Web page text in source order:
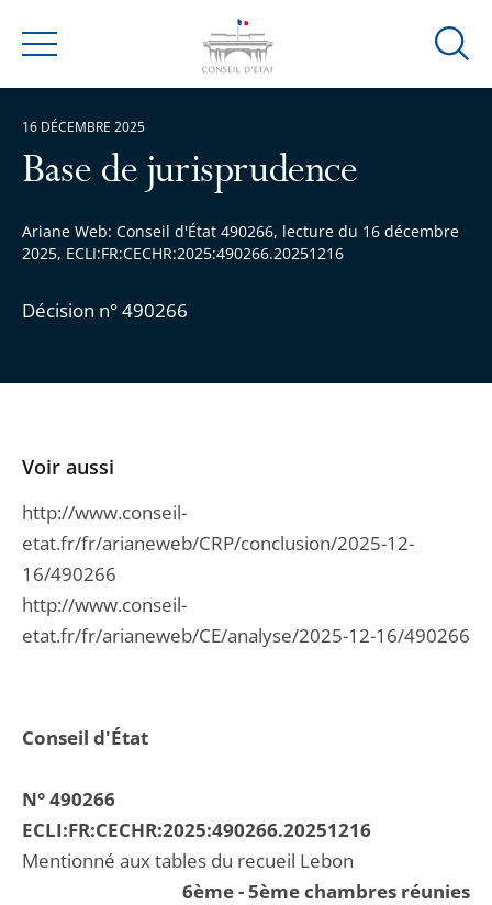
Menu
Ouvrir
Base de jurisprudence
Ariane Web: Conseil d'État 490266, lecture du 16 décembre
2025, ECLI:FR:CECHR:2025:490266.20251216
Décision n° 490266
16 DÉCEMBRE 2025
Conseil d'État
N° 490266
ECLI:FR:CECHR:2025:490266.20251216
Mentionné aux tables du recueil Lebon
6ème - 5ème chambres réunies
Voir aussi
http://www.conseil-
etat.fr/fr/arianeweb/CRP/conclusion/2025-12-
16/490266
http://www.conseil-
etat.fr/fr/arianeweb/CE/analyse/2025-12-16/490266